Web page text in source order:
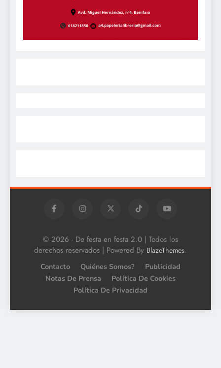
© 2026 - De festa en festa 2.0 | Todos los
derechos reservados | Powered By BlazeThemes.
Contacto Quiénes Somos?
Publicidad
Notas De Prensa
Política De Cookies
Política De Privacidad